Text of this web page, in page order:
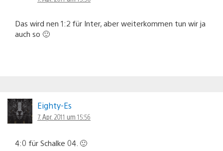
Das wird nen 1:2 für Inter, aber weiterkommen tun wir ja
auch so 🙂
Eighty-Es
7. Apr. 2011 um 15:56
4:0 für Schalke 04. 🙂